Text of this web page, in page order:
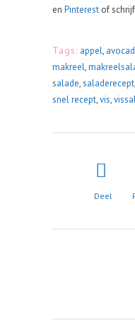
en Pinterest of
Tags: appel,
makreel,
salade,saladerecept,
snel recept,vis,
Deel